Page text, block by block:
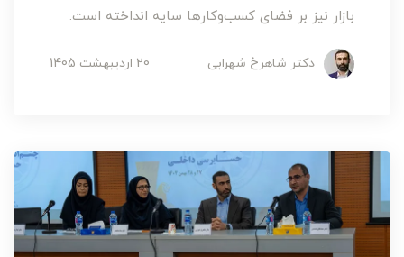
بازار نیز بر فضای کسب‌وکارها سایه انداخته است.
دکتر شاهرخ شهرابی 20 ارديبهشت 1405